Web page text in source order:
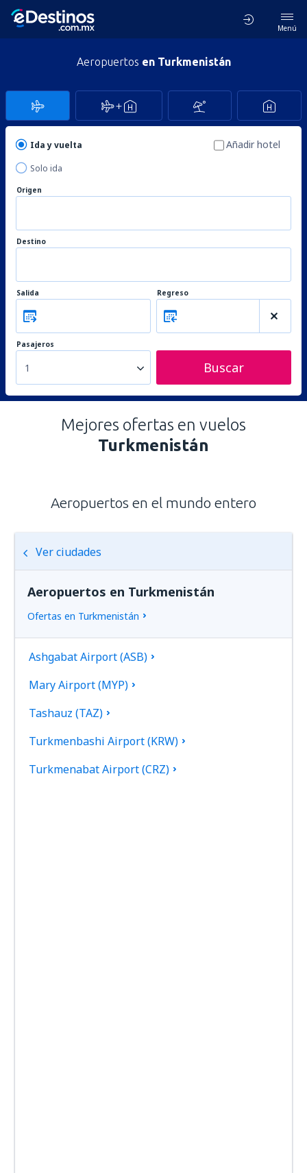
Menú
Aeropuertos en Turkmenistán
Ida y vuelta
Solo ida
Añadir hotel
Origen
Destino
Salida Regreso
Pasajeros
1 Buscar
Mejores ofertas en vuelos
Turkmenistán
Aeropuertos en el mundo entero
Ver ciudades
Aeropuertos en Turkmenistán
Ofertas en Turkmenistán
Ashgabat Airport (ASB)
Mary Airport (MYP)
Tashauz (TAZ)
Turkmenbashi Airport (KRW)
Turkmenabat Airport (CRZ)